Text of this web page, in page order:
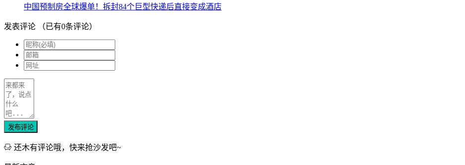
中国预制房全球爆单！拆封84个巨型快递后直接变成酒店
发表评论 （已有0条评论）
发布评论
还木有评论哦，快来抢沙发吧~